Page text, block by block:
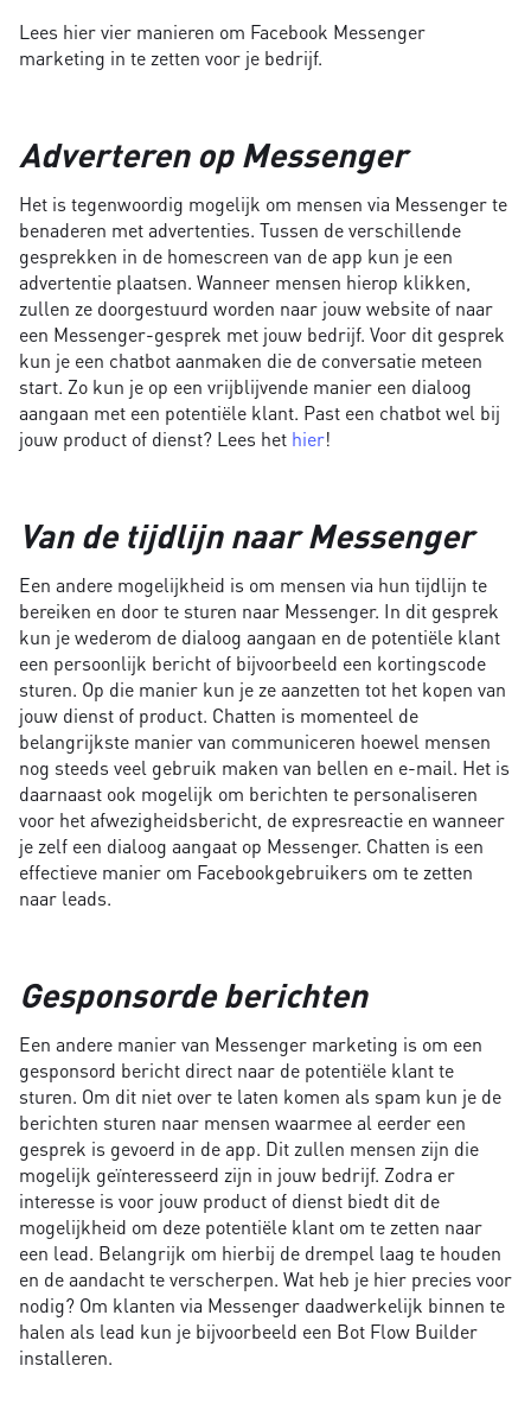
Lees hier vier manieren om Facebook Messenger
marketing in te zetten voor je bedrijf.
Adverteren op Messenger
Het is tegenwoordig mogelijk om mensen via Messenger te
benaderen met advertenties. Tussen de verschillende
gesprekken in de homescreen van de app kun je een
advertentie plaatsen. Wanneer mensen hierop klikken,
zullen ze doorgestuurd worden naar jouw website of naar
een Messenger-gesprek met jouw bedrijf. Voor dit gesprek
kun je een chatbot aanmaken die de conversatie meteen
start. Zo kun je op een vrijblijvende manier een dialoog
aangaan met een potentiële klant. Past een chatbot wel bij
jouw product of dienst? Lees het hier!
Van de tijdlijn naar Messenger
Een andere mogelijkheid is om mensen via hun tijdlijn te
bereiken en door te sturen naar Messenger. In dit gesprek
kun je wederom de dialoog aangaan en de potentiële klant
een persoonlijk bericht of bijvoorbeeld een kortingscode
sturen. Op die manier kun je ze aanzetten tot het kopen van
jouw dienst of product. Chatten is momenteel de
belangrijkste manier van communiceren hoewel mensen
nog steeds veel gebruik maken van bellen en e-mail. Het is
daarnaast ook mogelijk om berichten te personaliseren
voor het afwezigheidsbericht, de expresreactie en wanneer
je zelf een dialoog aangaat op Messenger. Chatten is een
effectieve manier om Facebookgebruikers om te zetten
naar leads.
Gesponsorde berichten
Een andere manier van Messenger marketing is om een
gesponsord bericht direct naar de potentiële klant te
sturen. Om dit niet over te laten komen als spam kun je de
berichten sturen naar mensen waarmee al eerder een
gesprek is gevoerd in de app. Dit zullen mensen zijn die
mogelijk geïnteresseerd zijn in jouw bedrijf. Zodra er
interesse is voor jouw product of dienst biedt dit de
mogelijkheid om deze potentiële klant om te zetten naar
een lead. Belangrijk om hierbij de drempel laag te houden
en de aandacht te verscherpen. Wat heb je hier precies voor
nodig? Om klanten via Messenger daadwerkelijk binnen te
halen als lead kun je bijvoorbeeld een Bot Flow Builder
installeren.